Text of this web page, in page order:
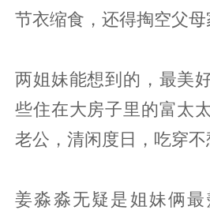
节衣缩食，还得掏空父母
两姐妹能想到的，最美
些住在大房子里的富太
老公，清闲度日，吃穿不
姜淼淼无疑是姐妹俩